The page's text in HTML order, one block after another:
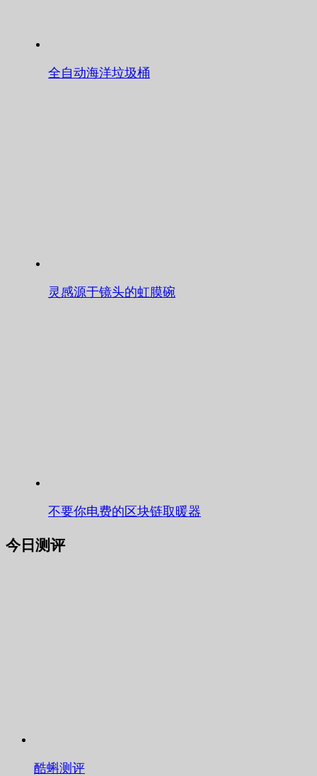
全自动海洋垃圾桶
灵感源于镜头的虹膜碗
不要你电费的区块链取暖器
今日测评
酷蝌测评